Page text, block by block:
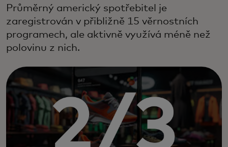
Průměrný americký spotřebitel je
zaregistrován v přibližně 15 věrnostních
programech, ale aktivně využívá méně než
polovinu z nich.